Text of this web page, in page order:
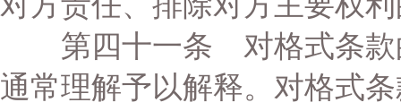
第四十一条 对格式条款
通常理解予以解释。对格式